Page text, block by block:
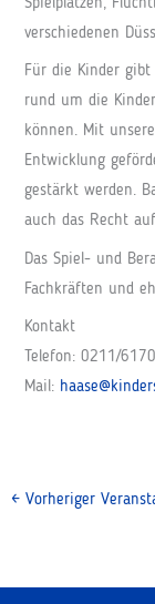
Spielplätzen,
verschiedenen
Für die Kinder
rund um die
können. Mit
Entwicklung
gestärkt werden.
auch das Recht
Das Spiel- und
Fachkräften und
Kontakt
Telefon: 0211/
Mail:
←Vorheriger